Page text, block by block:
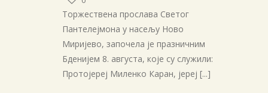
Торжествена прослава Светог
Пантелејмона у насељу Ново
Миријево, започела је празничним
Бденијем 8. августа, које су служили:
Протојереј Миленко Каран, јереј [...]